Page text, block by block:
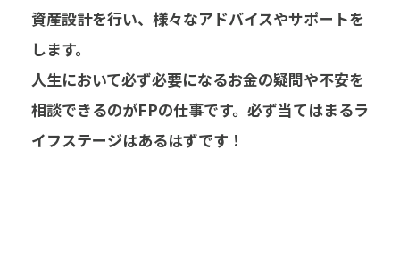
資産設計を行い、様々なアドバイスやサポートを
します。
人生において必ず必要になるお金の疑問や不安を
相談できるのがFPの仕事です。必ず当てはまるラ
イフステージはあるはずです！